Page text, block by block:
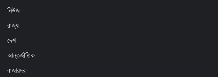
নিউজ
রাজ্য
দেশ
আন্তর্জাতিক
বাজারদর